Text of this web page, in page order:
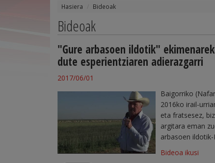
Hasiera Bideoak
Bideoak
"Gure arbasoen ildotik"
dute esperientziaren adierazgarri
2017/06/01
Baigorriko
2016ko irail-
eta fratsesez,
argitara eman
arbasoen
Bideoa ikusi